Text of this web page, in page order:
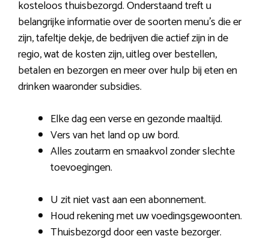
kosteloos thuisbezorgd. Onderstaand treft u
belangrijke informatie over de soorten menu’s die er
zijn, tafeltje dekje, de bedrijven die actief zijn in de
regio, wat de kosten zijn, uitleg over bestellen,
betalen en bezorgen en meer over hulp bij eten en
drinken waaronder subsidies.
Elke dag een verse en gezonde maaltijd.
Vers van het land op uw bord.
Alles zoutarm en smaakvol zonder slechte
toevoegingen.
U zit niet vast aan een abonnement.
Houd rekening met uw voedingsgewoonten.
Thuisbezorgd door een vaste bezorger.